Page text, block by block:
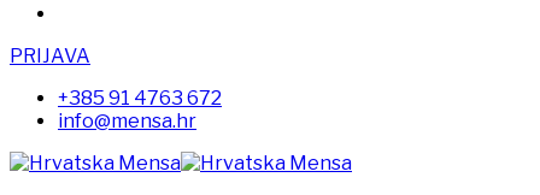
PRIJAVA
+385 91 4763 672
info@mensa.hr